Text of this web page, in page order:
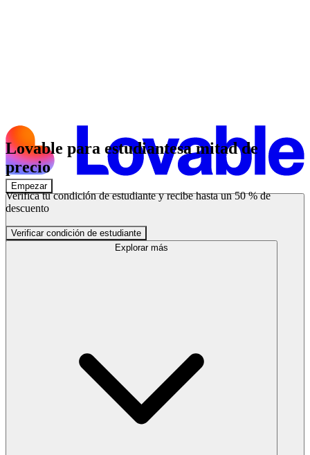
Empezar
Lovable para estudiantesa mitad de
precio
Verifica tu condición de estudiante y recibe hasta un 50 % de
descuento
Verificar condición de estudiante
Explorar más